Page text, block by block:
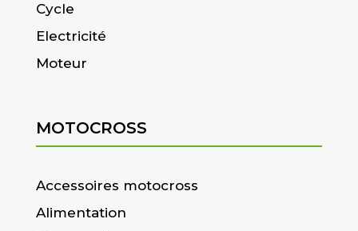
Cycle
Electricité
Moteur
MOTOCROSS
Accessoires motocross
Alimentation